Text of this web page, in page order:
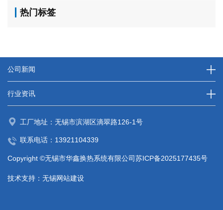
热门标签
公司新闻
行业资讯
工厂地址：无锡市滨湖区滴翠路126-1号
联系电话： 13921104339
Copyright ©无锡市华鑫换热系统有限公司苏ICP备2025177435号
技术支持： 无锡网站建设